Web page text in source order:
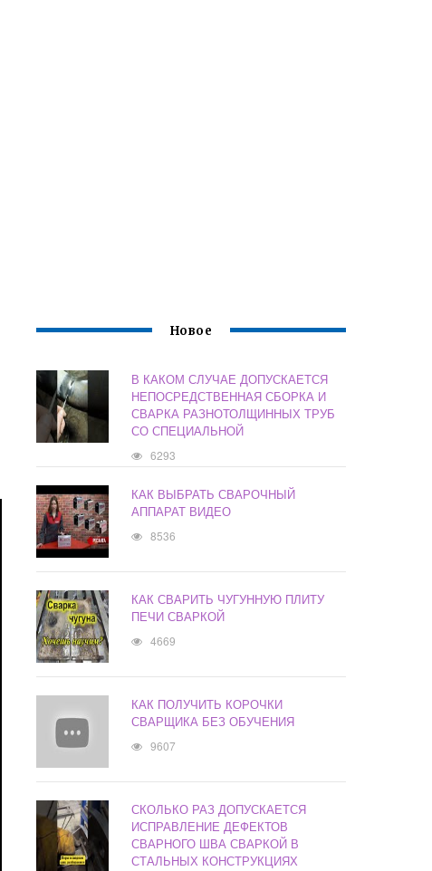
Новое
В КАКОМ СЛУЧАЕ ДОПУСКАЕТСЯ
НЕПОСРЕДСТВЕННАЯ СБОРКА И
СВАРКА РАЗНОТОЛЩИННЫХ ТРУБ
СО СПЕЦИАЛЬНОЙ
6293
КАК ВЫБРАТЬ СВАРОЧНЫЙ
АППАРАТ ВИДЕО
8536
КАК СВАРИТЬ ЧУГУННУЮ ПЛИТУ
ПЕЧИ СВАРКОЙ
4669
КАК ПОЛУЧИТЬ КОРОЧКИ
СВАРЩИКА БЕЗ ОБУЧЕНИЯ
9607
СКОЛЬКО РАЗ ДОПУСКАЕТСЯ
ИСПРАВЛЕНИЕ ДЕФЕКТОВ
СВАРНОГО ШВА СВАРКОЙ В
СТАЛЬНЫХ КОНСТРУКЦИЯХ